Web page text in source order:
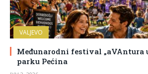
VALJEVO
Međunarodni festival „aVAntura
parku Pećina